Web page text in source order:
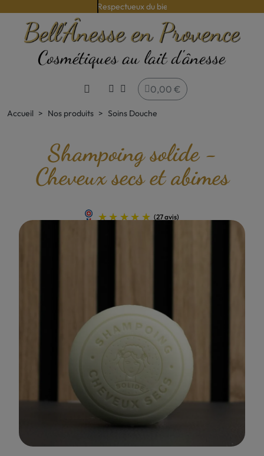
Issue d'une agriculture raisonnée
0,00 €
Accueil Nos produits Soins Douche
Shampoing solide -
Cheveux secs et abimes